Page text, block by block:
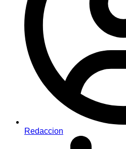
Redaccion